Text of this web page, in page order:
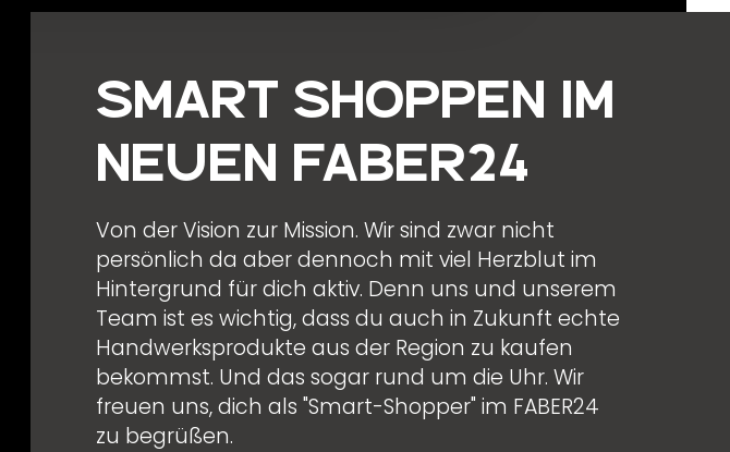
Smart Shoppen im
neuen FABER24
Von der Vision zur Mission. Wir sind zwar nicht
persönlich da aber dennoch mit viel Herzblut im
Hintergrund für dich aktiv. Denn uns und unserem
Team ist es wichtig, dass du auch in Zukunft echte
Handwerksprodukte aus der Region zu kaufen
bekommst. Und das sogar rund um die Uhr. Wir
freuen uns, dich als "Smart-Shopper" im FABER24
zu begrüßen.